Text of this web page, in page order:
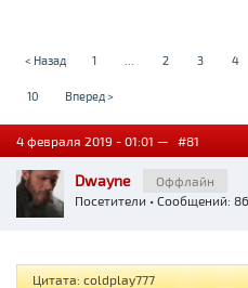
< Назад 1 2 3 4
10 Вперед >
4 февраля 2019 - 01:01 — #81
Dwayne
Оффлайн
Посетители • Сообщений:
Цитата: coldplay777